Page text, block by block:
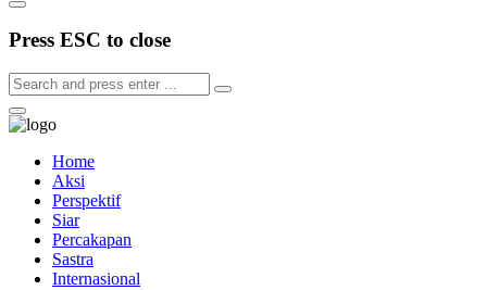
Press ESC to close
Home
Aksi
Perspektif
Siar
Percakapan
Sastra
Internasional